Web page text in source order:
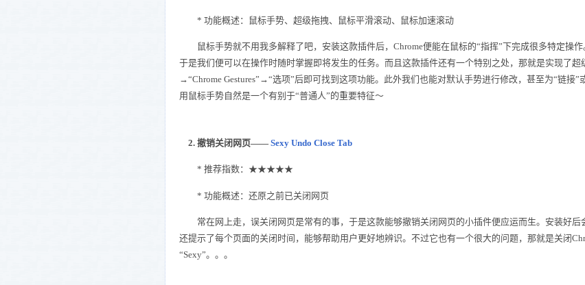
* 功能概述：鼠标手势、超级拖拽、鼠标平滑滚动、鼠标加速滚动
鼠标手势就不用我多解释了吧，安装这款插件后，Chrome便能在鼠标的“指挥”下完成很多特定操
于是我们便可以在操作时随时掌握即将发生的任务。而且这款插件还有一个特别之处，那就是实现了
→“Chrome Gestures”→“选项”后即可找到这项功能。此外我们也能对默认手势进行修改，甚至为“链接
用鼠标手势自然是一个有别于“普通人”的重要特征～
2. 撤销关闭网页—— Sexy Undo Close Tab
* 推荐指数：★★★★★
* 功能概述：还原之前已关闭网页
常在网上走，误关闭网页是常有的事，于是这款能够撤销关闭网页的小插件便应运而生。安装好后
还提示了每个页面的关闭时间，能够帮助用户更好地辨识。不过它也有一个很大的问题，那就是关闭
“Sexy”。。。